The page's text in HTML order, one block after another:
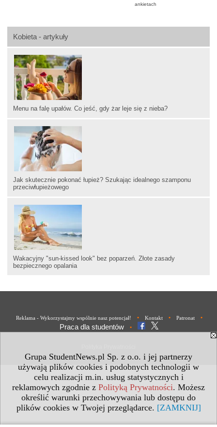
Grupa StudentNews.pl Sp. z o.o. i jej partnerzy
używają plików cookies i podobnych technologii w
celu realizacji m.in. usług statystycznych i
reklamowych zgodnie z Polityką Prywatności. Możesz
określić warunki przechowywania lub dostępu do
plików cookies w Twojej przeglądarce. [ZAMKNIJ]
Kobieta - artykuły
Menu na falę upałów. Co jeść, gdy żar leje się z nieba?
Jak skutecznie pokonać łupież? Szukając idealnego szamponu
przeciwłupieżowego
Wakacyjny "sun-kissed look" bez poparzeń. Złote zasady
bezpiecznego opalania
ankietach
Reklama - Wykorzystajmy wspólnie nasz potencjał! • Kontakt • Patronat •
Praca dla studentów •